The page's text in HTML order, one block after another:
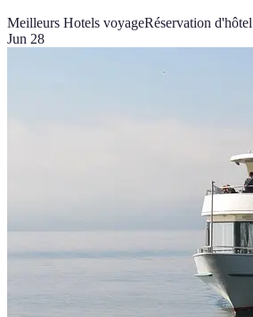
Meilleurs Hotels voyageRéservation d'hôtel
Jun 28